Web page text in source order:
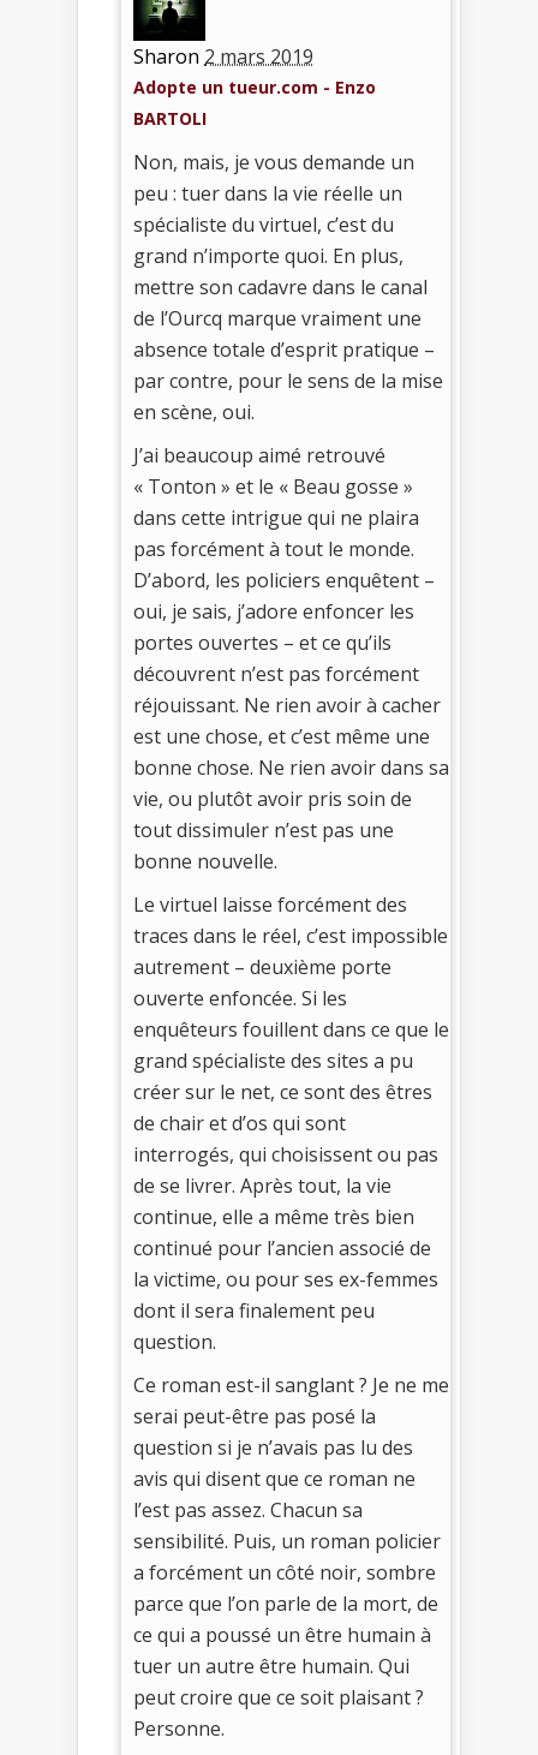
Sharon 2 mars 2019
Adopte un tueur.com - Enzo
BARTOLI
Non, mais, je vous demande un
peu : tuer dans la vie réelle un
spécialiste du virtuel, c’est du
grand n’importe quoi. En plus,
mettre son cadavre dans le canal
de l’Ourcq marque vraiment une
absence totale d’esprit pratique –
par contre, pour le sens de la mise
en scène, oui.
J’ai beaucoup aimé retrouvé
« Tonton » et le « Beau gosse »
dans cette intrigue qui ne plaira
pas forcément à tout le monde.
D’abord, les policiers enquêtent –
oui, je sais, j’adore enfoncer les
portes ouvertes – et ce qu’ils
découvrent n’est pas forcément
réjouissant. Ne rien avoir à cacher
est une chose, et c’est même une
bonne chose. Ne rien avoir dans sa
vie, ou plutôt avoir pris soin de
tout dissimuler n’est pas une
bonne nouvelle.
Le virtuel laisse forcément des
traces dans le réel, c’est impossible
autrement – deuxième porte
ouverte enfoncée. Si les
enquêteurs fouillent dans ce que le
grand spécialiste des sites a pu
créer sur le net, ce sont des êtres
de chair et d’os qui sont
interrogés, qui choisissent ou pas
de se livrer. Après tout, la vie
continue, elle a même très bien
continué pour l’ancien associé de
la victime, ou pour ses ex-femmes
dont il sera finalement peu
question.
Ce roman est-il sanglant ? Je ne me
serai peut-être pas posé la
question si je n’avais pas lu des
avis qui disent que ce roman ne
l’est pas assez. Chacun sa
sensibilité. Puis, un roman policier
a forcément un côté noir, sombre
parce que l’on parle de la mort, de
ce qui a poussé un être humain à
tuer un autre être humain. Qui
peut croire que ce soit plaisant ?
Personne.